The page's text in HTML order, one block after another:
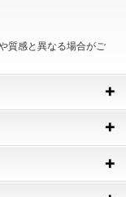
質感と異なる場合がご